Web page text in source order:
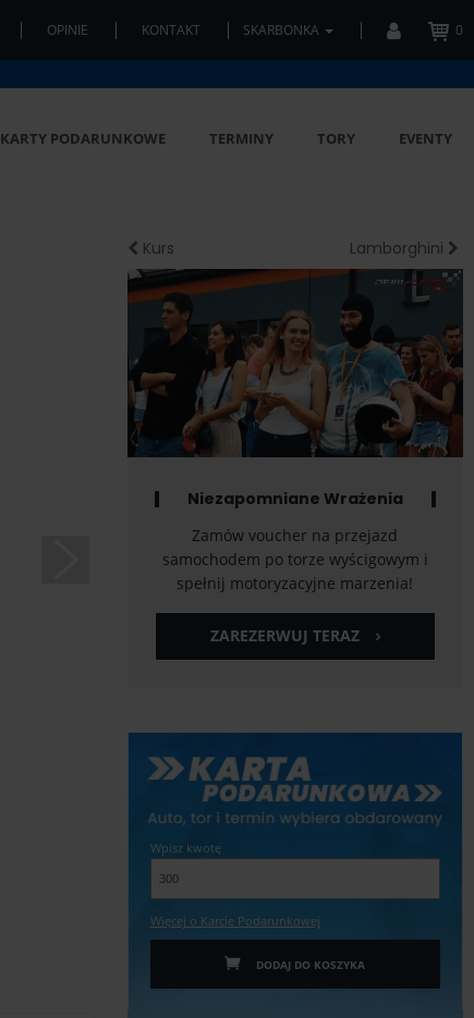
OPINIE KONTAKT SKARBONKA 0
KARTY PODARUNKOWE TERMINY TORY EVENTY
Kurs Lamborghini
Niezapomniane Wrażenia
Zamów voucher na przejazd
samochodem po torze wyścigowym i
spełnij motoryzacyjne marzenia!
ZAREZERWUJ TERAZ
Wpisz kwotę
Więcej o Karcie Podarunkowej
DODAJ DO KOSZYKA